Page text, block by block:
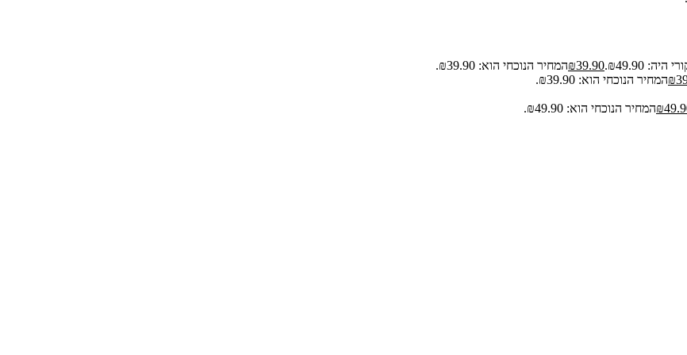
₪49.90.
₪39.90
המחיר הנוכחי הוא: ₪39.90.
₪המחיר הנוכחי הוא: ₪39.90.
₪המחיר הנוכחי הוא: ₪49.90.